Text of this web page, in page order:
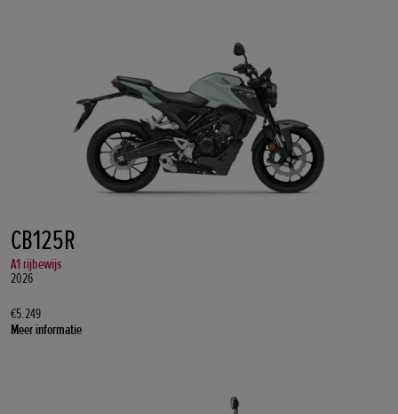
CB125R
A1 rijbewijs
2026
€5.249
Meer informatie